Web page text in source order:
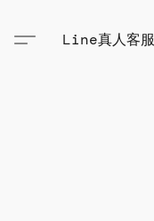
Line真人客服